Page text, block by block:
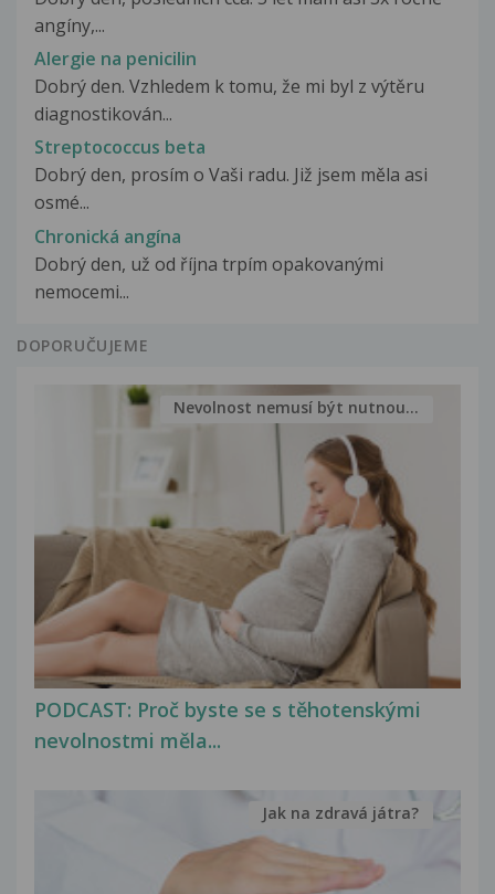
angíny,...
Alergie na penicilin
Dobrý den. Vzhledem k tomu, že mi byl z výtěru
diagnostikován...
Streptococcus beta
Dobrý den, prosím o Vaši radu. Již jsem měla asi
osmé...
Chronická angína
Dobrý den, už od října trpím opakovanými
nemocemi...
DOPORUČUJEME
PODCAST: Proč byste se s těhotenskými
nevolnostmi měla...
Nevolnost nemusí být nutnou...
Jak na zdravá játra?